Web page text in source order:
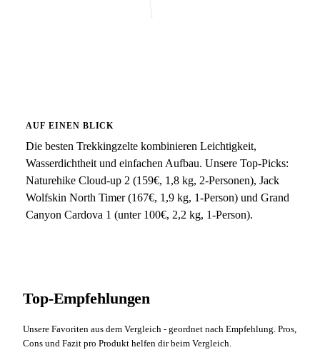
AUF EINEN BLICK
Die besten Trekkingzelte kombinieren Leichtigkeit,
Wasserdichtheit und einfachen Aufbau. Unsere Top-Picks:
Naturehike Cloud-up 2 (159€, 1,8 kg, 2-Personen), Jack
Wolfskin North Timer (167€, 1,9 kg, 1-Person) und Grand
Canyon Cardova 1 (unter 100€, 2,2 kg, 1-Person).
Top-Empfehlungen
Unsere Favoriten aus dem Vergleich - geordnet nach Empfehlung. Pros,
Cons und Fazit pro Produkt helfen dir beim Vergleich.